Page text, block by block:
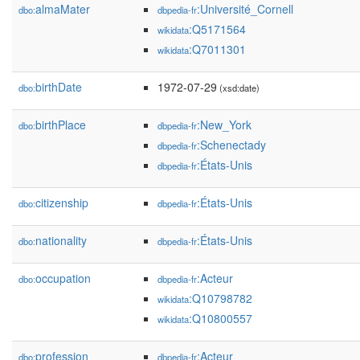
dbo:almaMater dbpedia-fr:Université_Cornell
wikidata:Q5171564
wikidata:Q7011301
dbo:birthDate 1972-07-29 (xsd:date)
dbo:birthPlace dbpedia-fr:New_York
dbpedia-fr:Schenectady
dbpedia-fr:États-Unis
dbo:citizenship dbpedia-fr:États-Unis
dbo:nationality dbpedia-fr:États-Unis
dbo:occupation dbpedia-fr:Acteur
wikidata:Q10798782
wikidata:Q10800557
dbo:profession dbpedia-fr:Acteur